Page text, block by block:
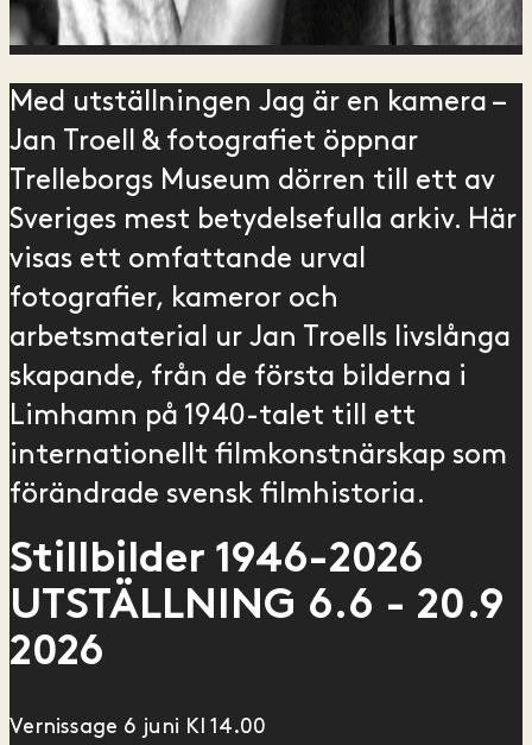
Med utställningen Jag är en kamera –
Jan Troell & fotografiet öppnar
Trelleborgs Museum dörren till ett av
Sveriges mest betydelsefulla arkiv. Här
visas ett omfattande urval
fotografier, kameror och
arbetsmaterial ur Jan Troells livslånga
skapande, från de första bilderna i
Limhamn på 1940-talet till ett
internationellt filmkonstnärskap som
förändrade svensk filmhistoria.
Stillbilder 1946-2026
UTSTÄLLNING 6.6 - 20.9
2026
Vernissage 6 juni Kl 14.00